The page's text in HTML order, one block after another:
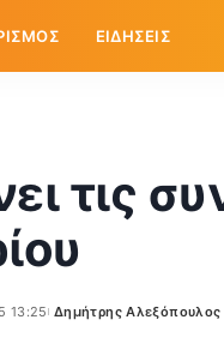
ΕΙΔΗΣΕΙΣ
τις
13:25
Posted
Δημήτρης Αλεξόπουλος